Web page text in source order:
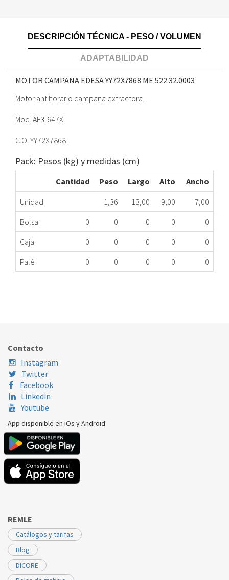
DESCRIPCIÓN TÉCNICA - PESO / VOLUMEN
ADAPTABILIDAD
MOTOR CAMPANA EDESA YY72X7868 ME 522.32.0003
Motor antihorario campana extractora.
Mod. AF3-647X.
C.O. YY72X7868.
Pack: Pesos (kg) y medidas (cm)
Cantidad Peso Largo Alto
Ancho
Unidad
1,36 13,00 9,00
7,00
Bolsa
0 0 0 0
0
Caja
0 0 0 0
0
Palé
0 0 0 0 0
Contacto
Instagram
Twitter
Facebook
Linkedin
Youtube
App disponible en iOs y Android
REMLE
Catálogos y tarifas
Blog
DICORE